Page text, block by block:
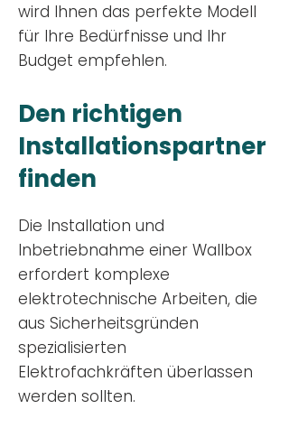
wird Ihnen das perfekte Modell
für Ihre Bedürfnisse und Ihr
Budget empfehlen.
Den richtigen
Installationspartner
finden
Die Installation und
Inbetriebnahme einer Wallbox
erfordert komplexe
elektrotechnische Arbeiten, die
aus Sicherheitsgründen
spezialisierten
Elektrofachkräften überlassen
werden sollten.